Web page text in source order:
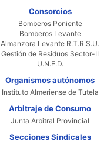
Consorcios
Bomberos Poniente
Bomberos Levante
Almanzora Levante R.T.R.S.U.
Gestión de Residuos Sector-II
U.N.E.D.
Organismos autónomos
Instituto Almeriense de Tutela
Arbitraje de Consumo
Junta Arbitral Provincial
Secciones Sindicales